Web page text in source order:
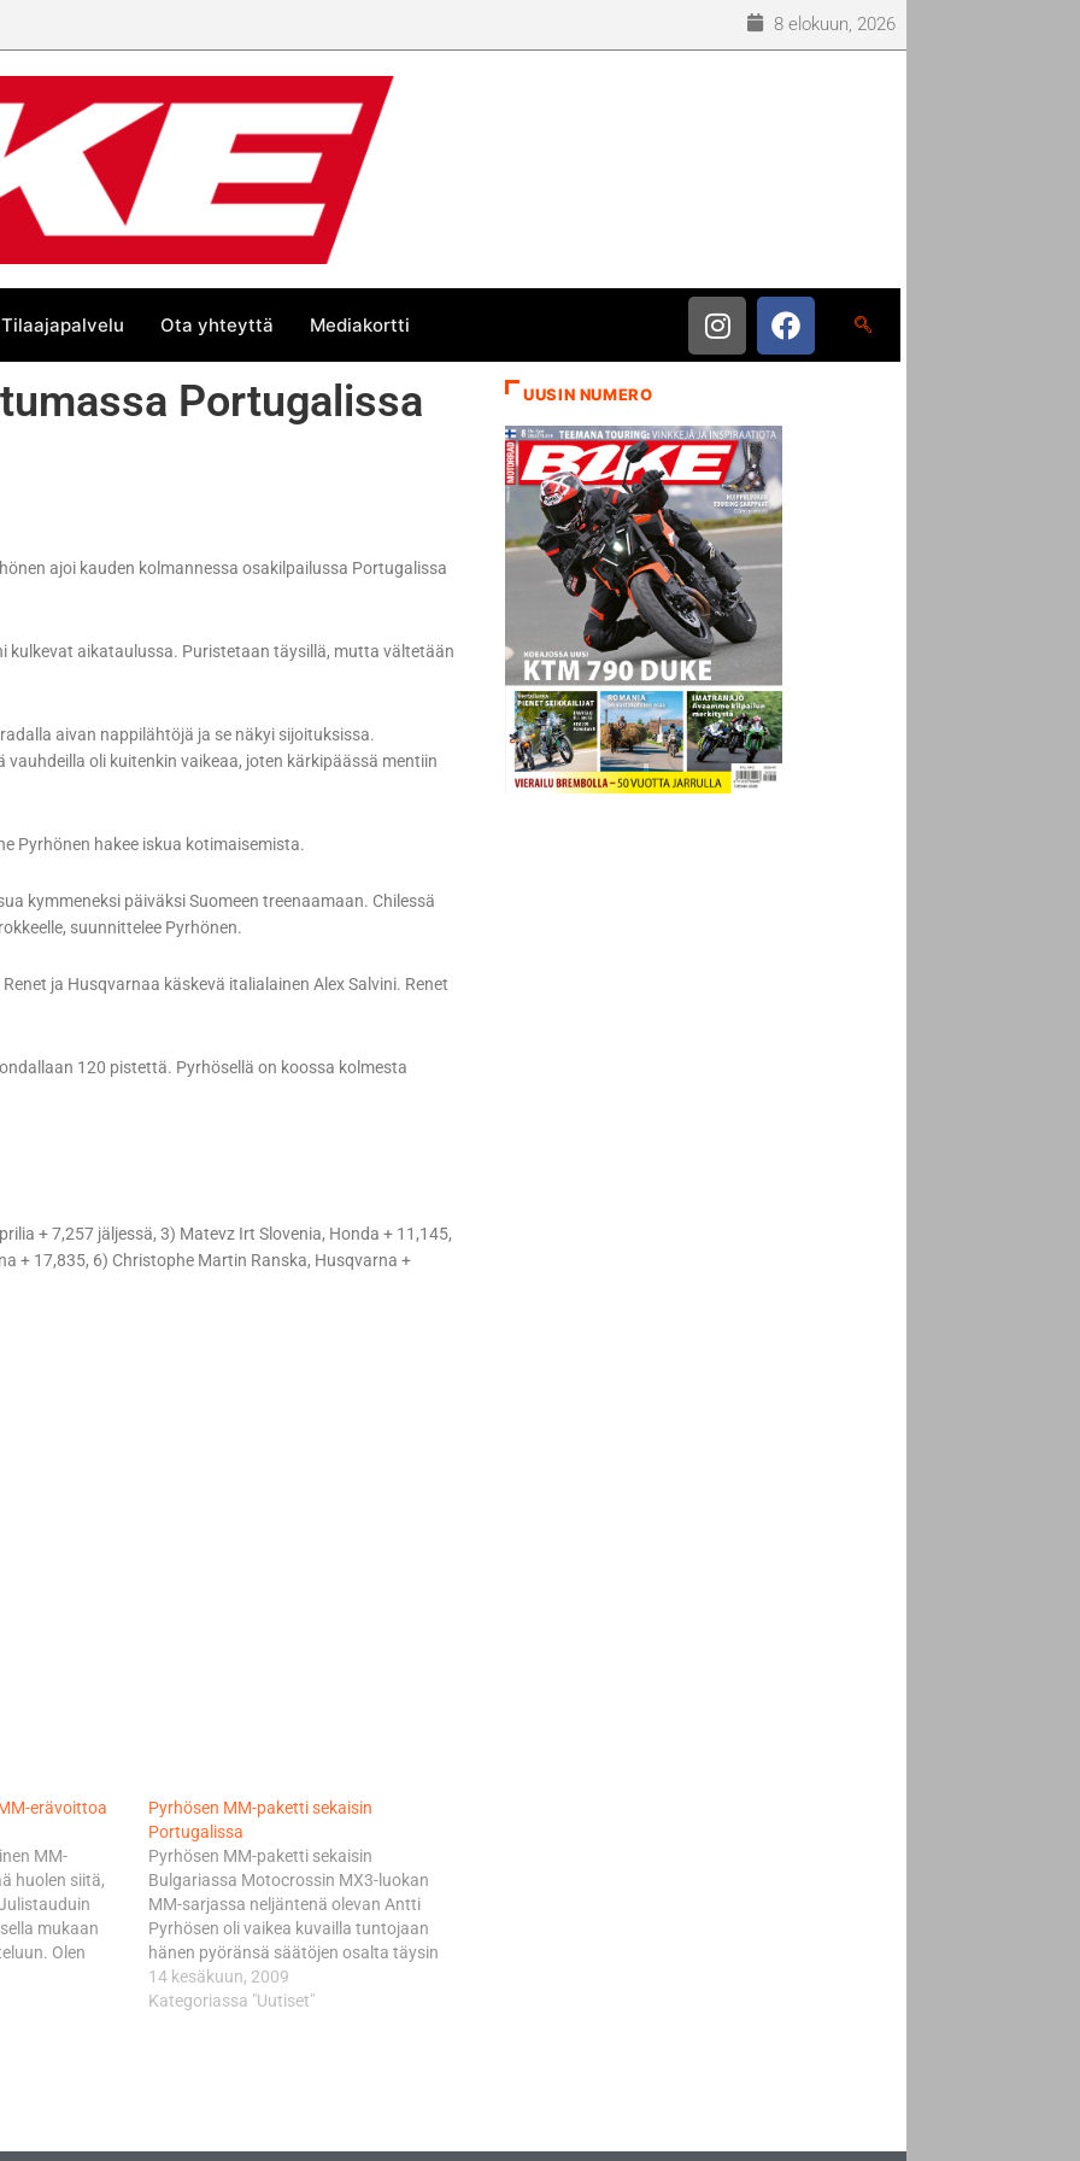
8 elokuun, 2026
Tilaajapalvelu Ota yhteyttä Mediakortti
Portugalissa
ajoi kauden kolmannessa osakilpailussa Portugalissa
kulkevat aikataulussa. Puristetaan täysillä, mutta vältetään
aivan nappilähtöjä ja se näkyi sijoituksissa.
oli kuitenkin vaikeaa, joten kärkipäässä mentiin
Pyrhönen hakee iskua kotimaisemista.
kymmeneksi päiväksi Suomeen treenaamaan. Chilessä
suunnittelee Pyrhönen.
ja Husqvarnaa käskevä italialainen Alex Salvini. Renet
120 pistettä. Pyrhösellä on koossa kolmesta
+ 7,257 jäljessä, 3) Matevz Irt Slovenia, Honda + 11,145,
+ 17,835, 6) Christophe Martin Ranska, Husqvarna +
erävoittoa
MM-
huolen siitä,
mukaan
Olen
Pyrhösen MM-paketti sekaisin
Portugalissa
Pyrhösen MM-paketti sekaisin
Bulgariassa Motocrossin MX3-luokan
MM-sarjassa neljäntenä olevan Antti
Pyrhösen oli vaikea kuvailla tuntojaan
hänen pyöränsä säätöjen osalta täysin
poskelleen menneen Bulgarian
osakilpailun jälkeen. - Katastrofaalinen
14 kesäkuun, 2009
Kategoriassa "Uutiset"
UUSIN NUMERO